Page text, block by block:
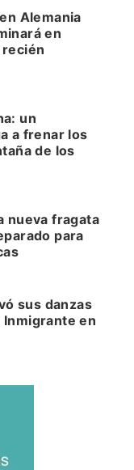
Alemania
en
un
a frenar los
de los
nueva fragata
para
sus danzas
Inmigrante en